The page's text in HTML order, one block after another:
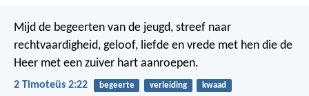
Mijd de begeerten van de jeugd, streef naar
rechtvaardigheid, geloof, liefde en vrede met hen die de
Heer met een zuiver hart aanroepen.
2 Timoteüs 2:22 begeerte verleiding kwaad